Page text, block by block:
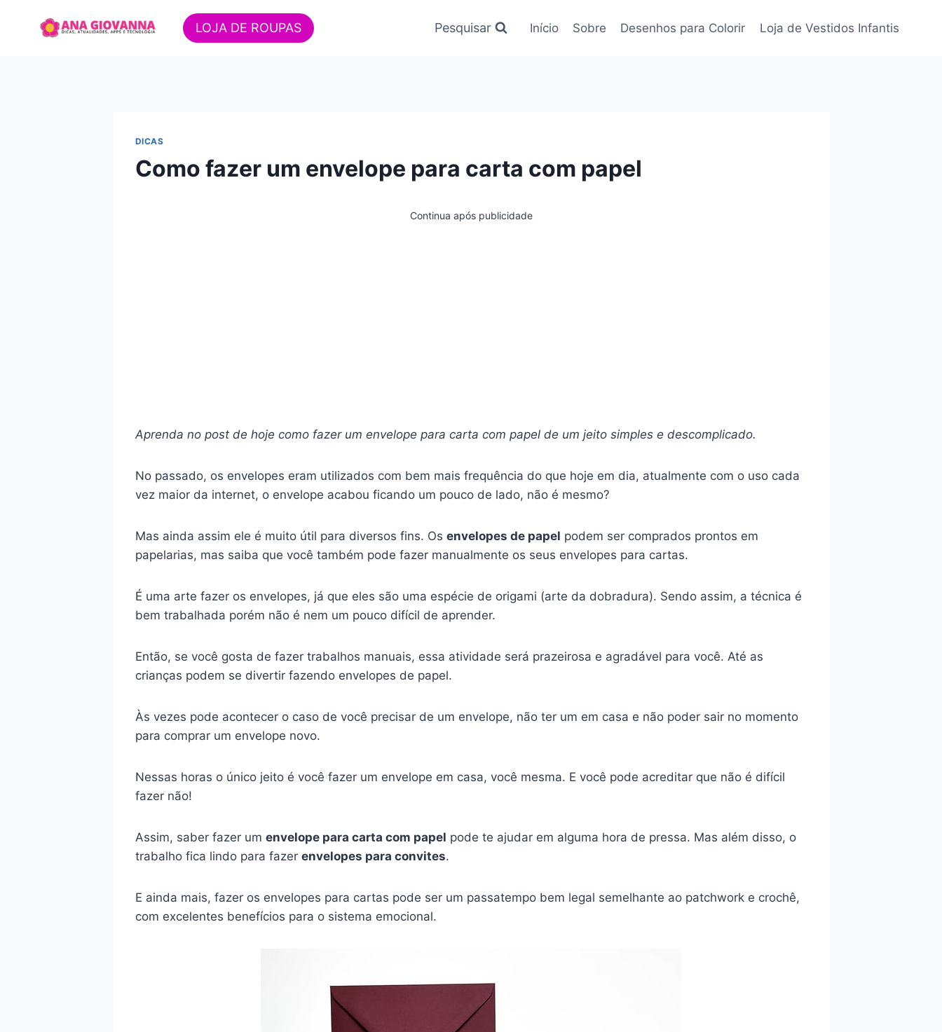
LOJA DE ROUPAS Pesquisar Início Sobre Desenhos para Colorir Loja de Vestidos Infantis
DICAS
Como fazer um envelope para carta com papel
Continua após publicidade
Aprenda no post de hoje como fazer um envelope para carta com papel de um jeito simples e descomplicado.
No passado, os envelopes eram utilizados com bem mais frequência do que hoje em dia, atualmente com o uso cada
vez maior da internet, o envelope acabou ficando um pouco de lado, não é mesmo?
Mas ainda assim ele é muito útil para diversos fins. Os envelopes de papel podem ser comprados prontos em
papelarias, mas saiba que você também pode fazer manualmente os seus envelopes para cartas.
É uma arte fazer os envelopes, já que eles são uma espécie de origami (arte da dobradura). Sendo assim, a técnica é
bem trabalhada porém não é nem um pouco difícil de aprender.
Então, se você gosta de fazer trabalhos manuais, essa atividade será prazeirosa e agradável para você. Até as
crianças podem se divertir fazendo envelopes de papel.
Às vezes pode acontecer o caso de você precisar de um envelope, não ter um em casa e não poder sair no momento
para comprar um envelope novo.
Nessas horas o único jeito é você fazer um envelope em casa, você mesma. E você pode acreditar que não é difícil
fazer não!
Assim, saber fazer um envelope para carta com papel pode te ajudar em alguma hora de pressa. Mas além disso, o
trabalho fica lindo para fazer envelopes para convites.
E ainda mais, fazer os envelopes para cartas pode ser um passatempo bem legal semelhante ao patchwork e crochê,
com excelentes benefícios para o sistema emocional.